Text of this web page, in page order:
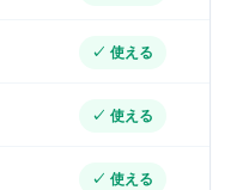
✓ 使える
✓ 使える
✓ 使える